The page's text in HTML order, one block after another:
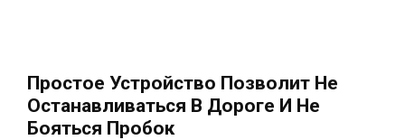
Простое Устройство Позволит Не
Останавливаться В Дороге И Не
Бояться Пробок